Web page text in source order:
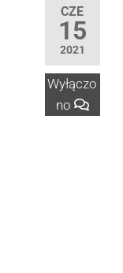
CZE
15
2021
Wyłączo
no